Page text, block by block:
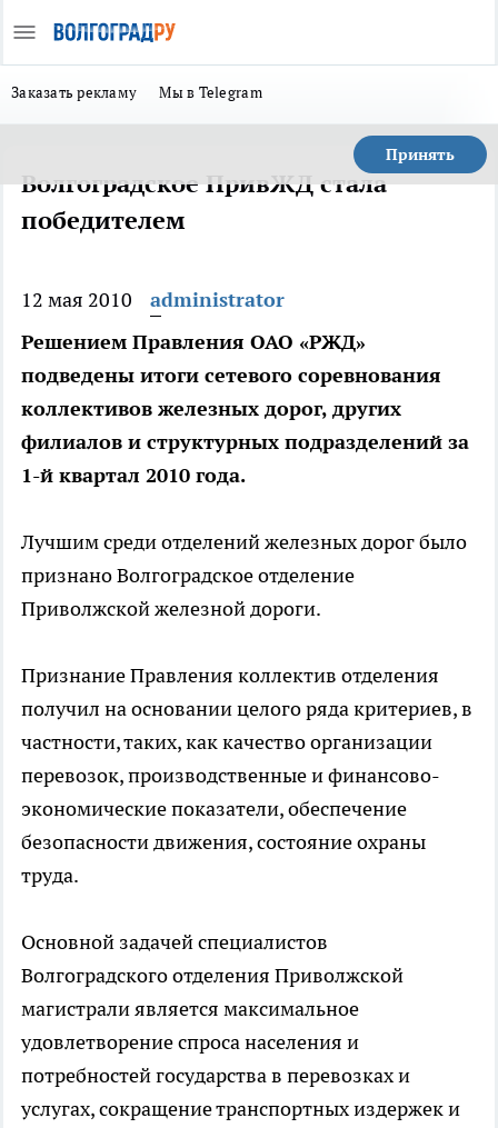
Заказать рекламу Мы в Telegram
Принять
Волгоградское ПривЖД стала
победителем
12 мая 2010
administrator
Решением Правления ОАО «РЖД»
подведены итоги сетевого соревнования
коллективов железных дорог, других
филиалов и структурных подразделений за
1-й квартал 2010 года.
Лучшим среди отделений железных дорог было
признано Волгоградское отделение
Приволжской железной дороги.
Признание Правления коллектив отделения
получил на основании целого ряда критериев, в
частности, таких, как качество организации
перевозок, производственные и финансово-
экономические показатели, обеспечение
безопасности движения, состояние охраны
труда.
Основной задачей специалистов
Волгоградского отделения Приволжской
магистрали является максимальное
удовлетворение спроса населения и
потребностей государства в перевозках и
услугах, сокращение транспортных издержек и